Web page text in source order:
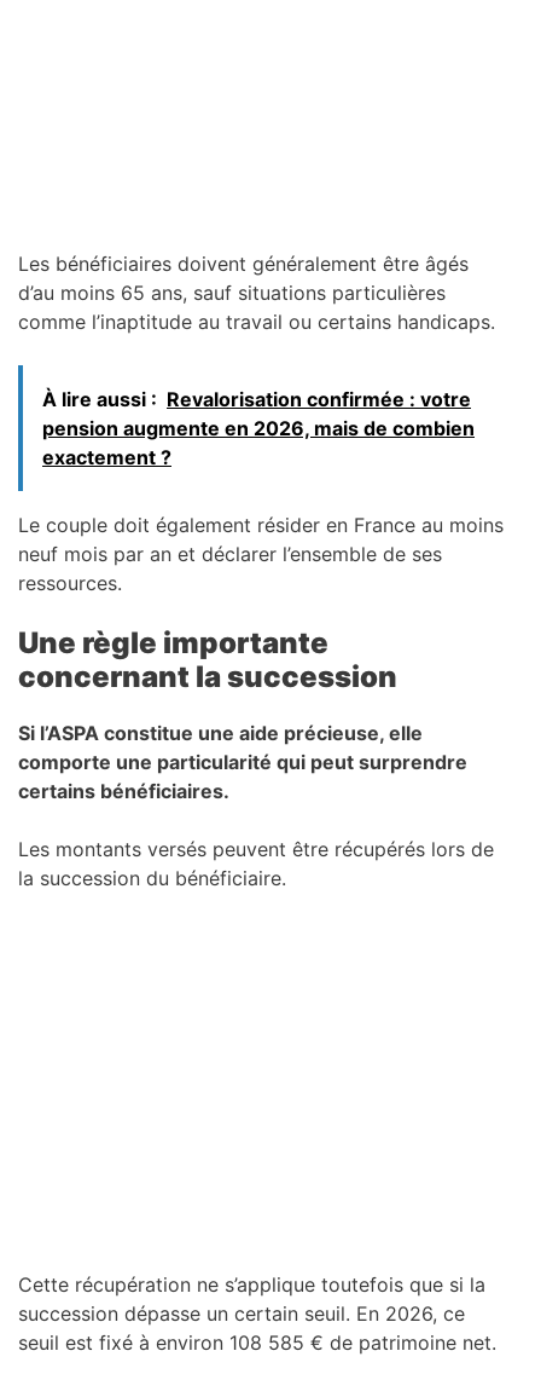
Les bénéficiaires doivent généralement être âgés
d’au moins 65 ans, sauf situations particulières
comme l’inaptitude au travail ou certains handicaps.
À lire aussi : Revalorisation confirmée : votre
pension augmente en 2026, mais de combien
exactement ?
Le couple doit également résider en France au moins
neuf mois par an et déclarer l’ensemble de ses
ressources.
Une règle importante
concernant la succession
Si l’ASPA constitue une aide précieuse, elle
comporte une particularité qui peut surprendre
certains bénéficiaires.
Les montants versés peuvent être récupérés lors de
la succession du bénéficiaire.
Cette récupération ne s’applique toutefois que si la
succession dépasse un certain seuil. En 2026, ce
seuil est fixé à environ 108 585 € de patrimoine net.